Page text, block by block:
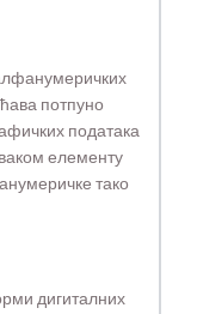
потпуно
података
елементу
тако
дигиталних